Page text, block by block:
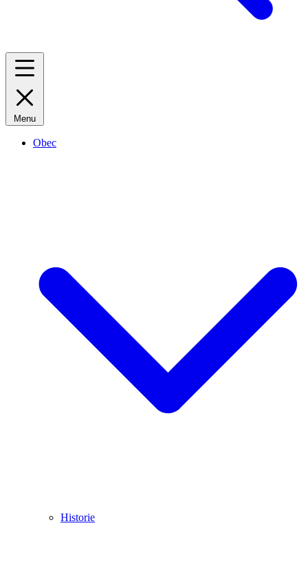
Menu
Obec
Historie